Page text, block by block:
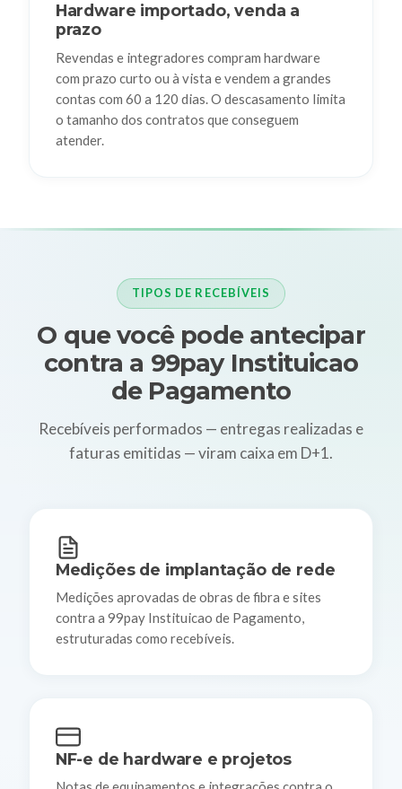
Hardware importado, venda a
prazo
Revendas e integradores compram hardware
com prazo curto ou à vista e vendem a grandes
contas com 60 a 120 dias. O descasamento limita
o tamanho dos contratos que conseguem
atender.
TIPOS DE RECEBÍVEIS
O que você pode antecipar
contra a 99pay Instituicao
de Pagamento
Recebíveis performados — entregas realizadas e
faturas emitidas — viram caixa em D+1.
Medições de implantação de rede
Medições aprovadas de obras de fibra e sites
contra a 99pay Instituicao de Pagamento,
estruturadas como recebíveis.
NF-e de hardware e projetos